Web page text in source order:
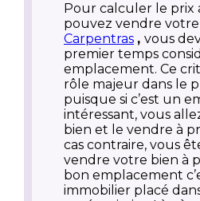
Pour calculer le prix
pouvez vendre votre
Carpentras , vous
premier temps
emplacement. Ce
rôle majeur dans le
puisque si c’est un
intéressant, vous
bien et le vendre à
cas contraire, vous
vendre votre bien à
bon emplacement
immobilier placé